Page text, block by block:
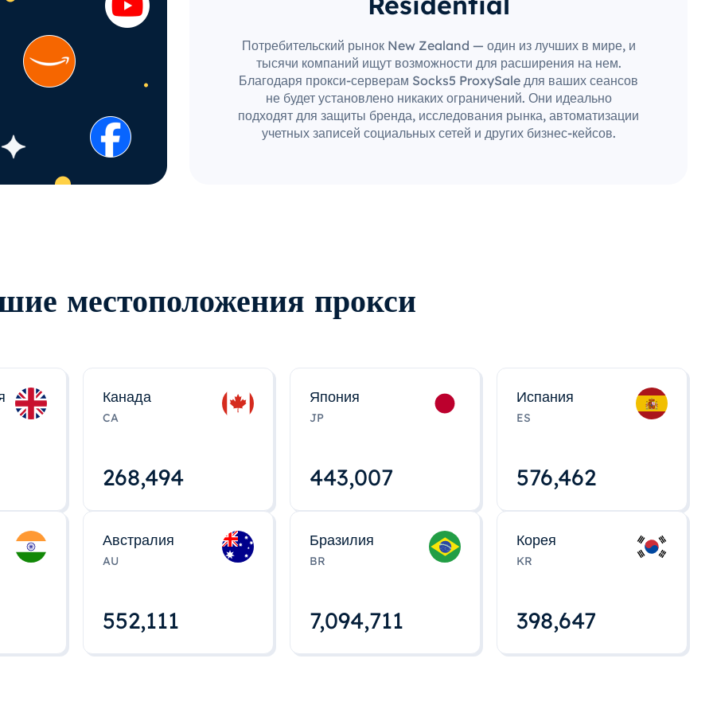
Потребительский рынок New Zealand — один из лучших в мире, и
тысячи компаний ищут возможности для расширения на нем.
Благодаря прокси-серверам Socks5 ProxySale для ваших сеансов
не будет установлено никаких ограничений. Они идеально
подходят для защиты бренда, исследования рынка, автоматизации
учетных записей социальных сетей и других бизнес-кейсов.
местоположения прокси
Канада
CA
268,495
Япония
JP
443,008
Испания
ES
576,463
Австралия
AU
552,112
Бразилия
BR
7,094,712
Корея
KR
398,648